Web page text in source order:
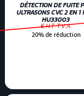
DÉTECTION DE FUITE
ULTRASONS CVC 2 EN 1
HU33003
€ H.T. T.V.A.
20% de réduction